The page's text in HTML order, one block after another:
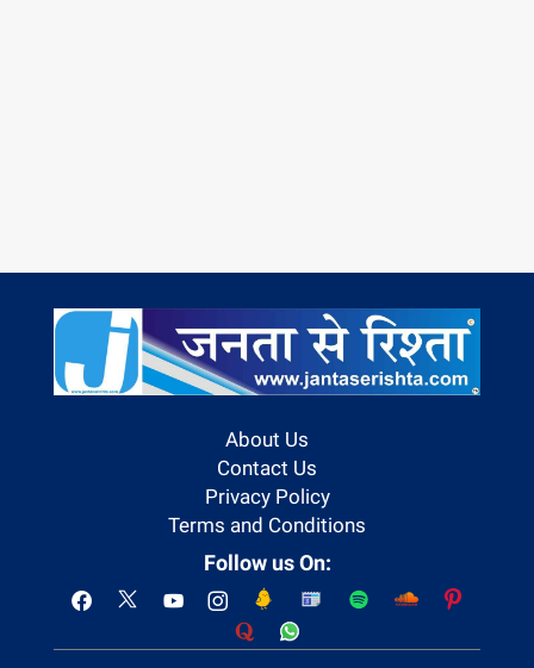
About Us
Contact Us
Privacy Policy
Terms and Conditions
Follow us On: